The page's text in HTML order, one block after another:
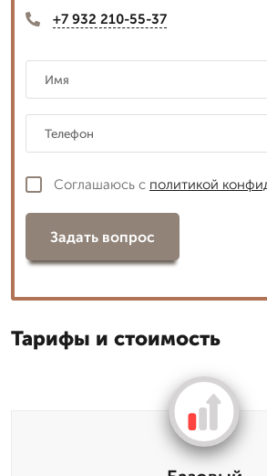
+7 932 210-55-37
Соглашаюсь с политикой
Задать вопрос
Тарифы и стоимость